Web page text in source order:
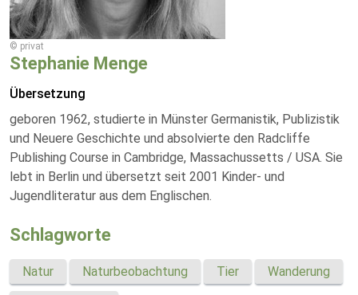
© privat
Stephanie Menge
Übersetzung
geboren 1962, studierte in Münster Germanistik, Publizistik
und Neuere Geschichte und absolvierte den Radcliffe
Publishing Course in Cambridge, Massachussetts / USA. Sie
lebt in Berlin und übersetzt seit 2001 Kinder- und
Jugendliteratur aus dem Englischen.
Schlagworte
Natur Naturbeobachtung Tier Wanderung